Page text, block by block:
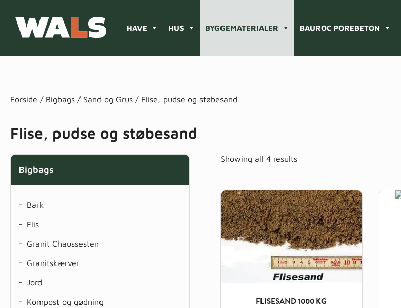
HAVE HUS BYGGEMATERIALER BAUROC POREBETON
Forside / Bigbags / Sand og Grus / Flise, pudse og støbesand
Flise, pudse og støbesand
Bigbags
- Bark
- Flis
- Granit Chaussesten
- Granitskærver
- Jord
- Kompost og gødning
Showing all 4 results
FLISESAND 1000 KG